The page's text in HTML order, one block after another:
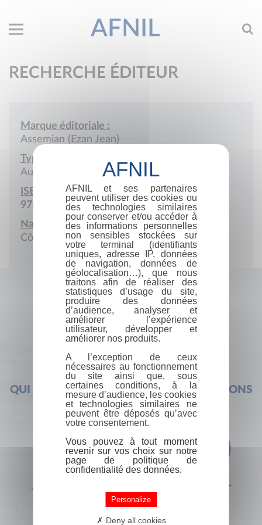
AFNIL
RECHERCHE ÉDITEUR
Marque éditoriale :
Assemian (Ezan Jean)
Type de société :
Auto-édition
ISBN :
978-2-9585603
Nationalité :
Côte d'ivoire
QUI SOMMES-NOUS ? FOIRE AUX QUESTIONS
+33 (0) 1 44 41 29 19 CONTACT
AFNIL et ses partenaires
peuvent utiliser des cookies ou
des technologies similaires
pour conserver et/ou accéder à
des informations personnelles
non sensibles stockées sur
votre terminal (identifiants
uniques, adresse IP, données
de navigation, données de
géolocalisation…), que nous
traitons afin de réaliser des
statistiques d’usage du site,
produire des données
d’audience, analyser et
améliorer l’expérience
utilisateur, développer et
améliorer nos produits.
A l’exception de ceux
nécessaires au fonctionnement
du site ainsi que, sous
certaines conditions, à la
mesure d’audience, les cookies
et technologies similaires ne
peuvent être déposés qu’avec
votre consentement.
Vous pouvez à tout moment
revenir sur vos choix sur notre
page de politique de
confidentialité des données.
Personalize
Deny all cookies